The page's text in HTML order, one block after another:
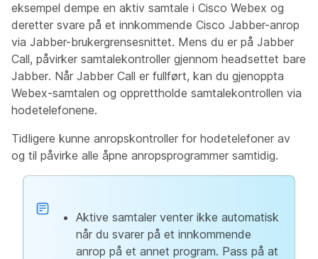
eksempel dempe en aktiv samtale i Cisco Webex og
deretter svare på et innkommende Cisco Jabber-anrop
via Jabber-brukergrensesnittet. Mens du er på Jabber
Call, påvirker samtalekontroller gjennom headsettet bare
Jabber. Når Jabber Call er fullført, kan du gjenoppta
Webex-samtalen og opprettholde samtalekontrollen via
hodetelefonene.
Tidligere kunne anropskontroller for hodetelefoner av
og til påvirke alle åpne anropsprogrammer samtidig.
Aktive samtaler venter ikke automatisk
når du svarer på et innkommende
anrop på et annet program. Pass på at